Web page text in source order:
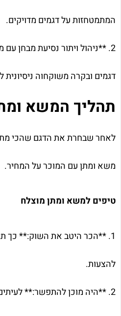
המתמטחזות על דגמים מדויקים.
2. **ניהול ויתור נסיעת מבחן
דגמים ובקרה משוקחוה ניסיונית
תהליך המשא
לאחר שבחרת את הדגם שהכי
משא ומתן עם המוכר על המחיר.
טיפים למשא ומתן מוצלח
1. **הכר היטב את השוק:** כך
להצעות.
2. **היה מוכן להתפשר:**